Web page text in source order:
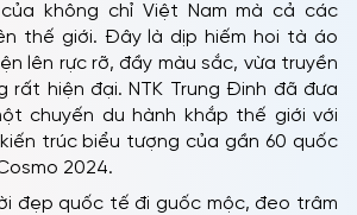
không chỉ Việt Nam mà cả các
thế giới. Đây là dịp hiếm hoi tà áo
lên rực rỡ, đầy màu sắc, vừa truyền
rất hiện đại. NTK Trung Đinh đã đưa
chuyến du hành khắp thế giới với
trúc biểu tượng của gần 60 quốc
2024.
đẹp quốc tế đi guốc mộc, đeo trâm